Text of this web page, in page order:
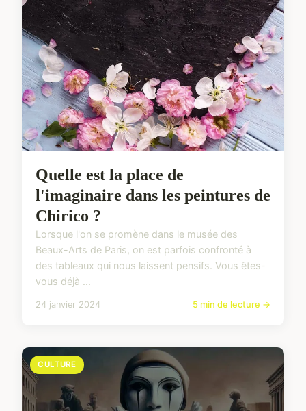
Quelle est la place de
l'imaginaire dans les peintures de
Chirico ?
Lorsque l'on se promène dans le musée des
Beaux-Arts de Paris, on est parfois confronté à
des tableaux qui nous laissent pensifs. Vous êtes-
vous déjà ...
24 janvier 2024 5 min de lecture →
CULTURE